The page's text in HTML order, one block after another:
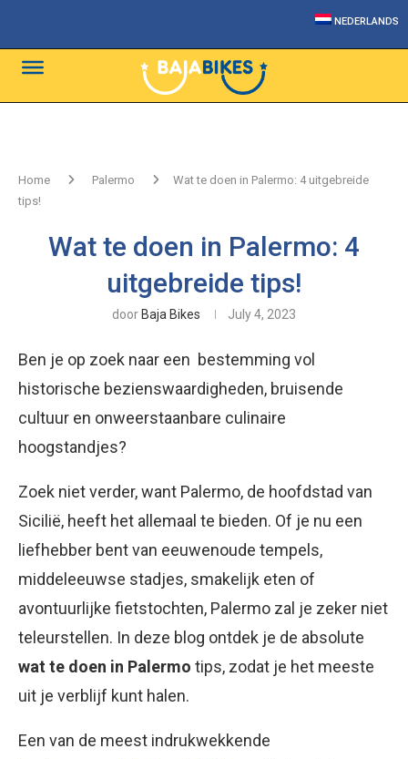
NEDERLANDS
Home Palermo
Wat te doen in Palermo: 4 uitgebreide
tips!
Wat te doen in Palermo: 4
uitgebreide tips!
door Baja Bikes July 4, 2023
Ben je op zoek naar een bestemming vol
historische bezienswaardigheden, bruisende
cultuur en onweerstaanbare culinaire
hoogstandjes?
Zoek niet verder, want Palermo, de hoofdstad van
Sicilië, heeft het allemaal te bieden. Of je nu een
liefhebber bent van eeuwenoude tempels,
middeleeuwse stadjes, smakelijk eten of
avontuurlijke fietstochten, Palermo zal je zeker niet
teleurstellen. In deze blog ontdek je de absolute
wat te doen in Palermo tips, zodat je het meeste
uit je verblijf kunt halen.
Een van de meest indrukwekkende